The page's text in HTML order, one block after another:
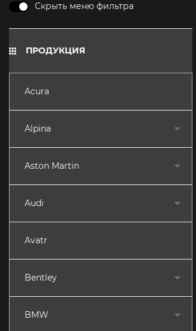
Скрыть меню фильтра
ПРОДУКЦИЯ
Acura
Alpina
Aston Martin
Audi
Avatr
Bentley
BMW